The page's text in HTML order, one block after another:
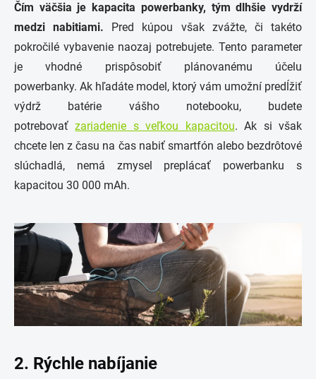
Čím väčšia je kapacita powerbanky, tým dlhšie vydrží
medzi nabitiami.
Pred kúpou však zvážte, či takéto
pokročilé vybavenie naozaj potrebujete. Tento parameter
je vhodné prispôsobiť plánovanému účelu
powerbanky. Ak hľadáte model, ktorý vám umožní predĺžiť
výdrž batérie vášho notebooku, budete
potrebovaťzariadenie s veľkou kapacitou. Ak si však
chcete len z času na čas nabiť smartfón alebo bezdrôtové
slúchadlá, nemá zmysel preplácať powerbanku s
kapacitou 30 000 mAh.
2. Rýchle nabíjanie